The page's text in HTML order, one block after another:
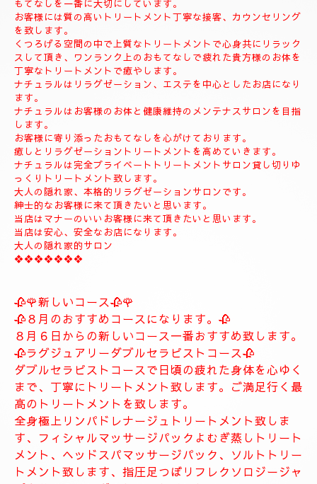
◆お名前
◆希望コース
◆希望のお時間
📱😊ご予約のお客様のみ24時間SMSご予約可能でございます。
お名前、希望コース、希望お時間を必ず入れてメールください。
お客様、SMSのご予約、お問い合わせの遅いお時間のメールは全
て次の朝にメール致します。
当店は現金のみになります。
クレジットカードは使えません。
❖❖❖❖❖❖❖❖❖❖❖❖❖❖
🍀お店のコンセプト🍀
当店は純粋で健全なリラクゼーションサロンです。お客様へのお
もてなしを一番に大切にしています。
お客様には質の高いトリートメント丁寧な接客、カウンセリング
を致します。
くつろげる空間の中で上質なトリートメントで心身共にリラック
スして頂き、ワンランク上のおもてなしで疲れた貴方様のお体を
丁寧なトリートメントで癒やします。
ナチュラルはお客様のお体と健康維持のメンテナスサロンを目指
します。
お客様に寄り添ったおもてなしを心がけております。
癒しとリラグゼーショントリートメントを高めていきます。
ナチュラルは完全プライベートトリートメントサロン貸し切りゆ
っくりトリートメント致します。
大人の隠れ家、本格的リラグゼーションサロンです。
紳士的なお客様に来て頂きたいと思います。
当店はマナーのいいお客様に来て頂きたいと思います。
当店は安心、安全なお店になります。
大人の隠れ家的サロン
❖❖❖❖❖❖❖